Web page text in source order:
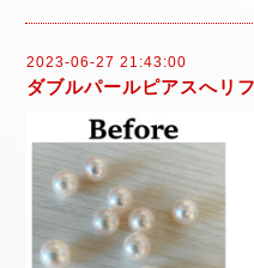
2023-06-27 21:43:00
ダブルパールピアスへリ